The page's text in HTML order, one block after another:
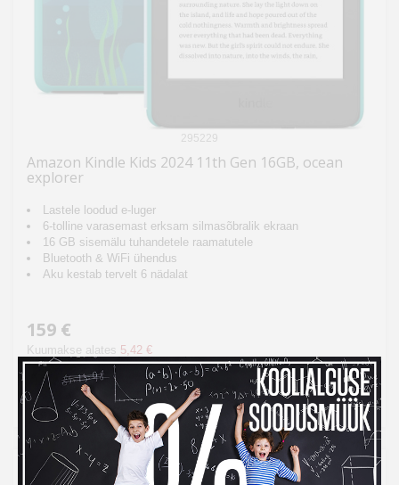
295229
Amazon Kindle Kids 2024 11th Gen 16GB, ocean
explorer
Lastele loodud e-luger
6-tolline varasemast erksam silmasõbralik ekraan
16 GB sisemälu tuhandetele raamatutele
Bluetooth & WiFi ühendus
Aku kestab tervelt 6 nädalat
159 €
Kuumakse alates 5,42 €
Lisa võrdlusesse
Laos